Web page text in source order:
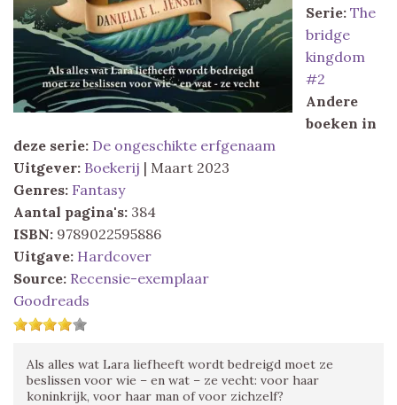
Serie: The
bridge
kingdom
#2
Andere
boeken in
deze serie: De ongeschikte erfgenaam
Uitgever: Boekerij | Maart 2023
Genres: Fantasy
Aantal pagina's: 384
ISBN: 9789022595886
Uitgave: Hardcover
Source: Recensie-exemplaar
Goodreads
Als alles wat Lara liefheeft wordt bedreigd moet ze
beslissen voor wie – en wat – ze vecht: voor haar
koninkrijk, voor haar man of voor zichzelf?